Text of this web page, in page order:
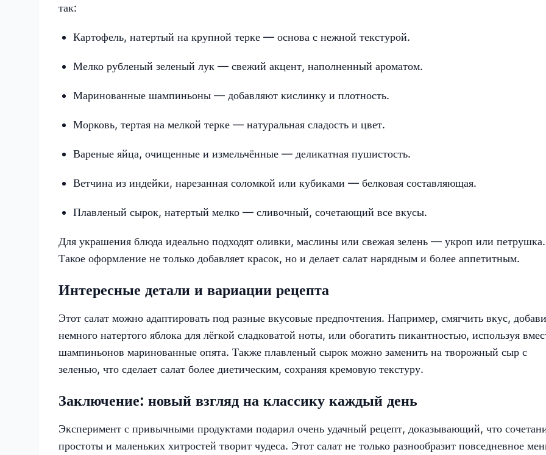
так:
Картофель, натертый на крупной терке — основа с нежной текстурой.
Мелко рубленый зеленый лук — свежий акцент, наполненный ароматом.
Маринованные шампиньоны — добавляют кислинку и плотность.
Морковь, тертая на мелкой терке — натуральная сладость и цвет.
Вареные яйца, очищенные и измельчённые — деликатная пушистость.
Ветчина из индейки, нарезанная соломкой или кубиками — белковая составляющая.
Плавленый сырок, натертый мелко — сливочный, сочетающий все вкусы.
Для украшения блюда идеально подходят оливки, маслины или свежая зелень — укроп или петрушка.
Такое оформление не только добавляет красок, но и делает салат нарядным и более аппетитным.
Интересные детали и вариации рецепта
Этот салат можно адаптировать под разные вкусовые предпочтения. Например, смягчить вкус,
немного натертого яблока для лёгкой сладковатой ноты, или обогатить пикантностью, используя
шампиньонов маринованные опята. Также плавленый сырок можно заменить на творожный сыр с
зеленью, что сделает салат более диетическим, сохраняя кремовую текстуру.
Заключение: новый взгляд на классику каждый день
Эксперимент с привычными продуктами подарил очень удачный рецепт, доказывающий, что
простоты и маленьких хитростей творит чудеса. Этот салат не только разнообразит повседневное